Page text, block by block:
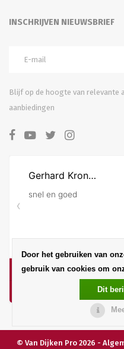
INSCHRIJVEN NIEUWSBRIEF
Blijf op de hoogte van relevante
aanbiedingen
© Van Dijken Pro 2026 -
Door het gebruiken van
gebruik van cookies om
Dit